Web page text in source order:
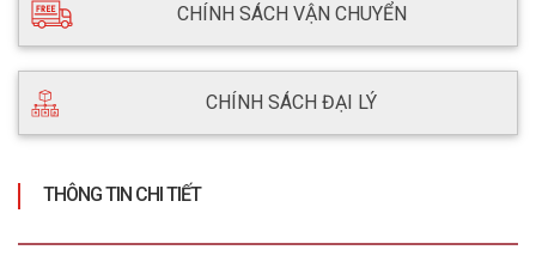
CHÍNH SÁCH VẬN CHUYỂN
CHÍNH SÁCH ĐẠI LÝ
THÔNG TIN CHI TIẾT